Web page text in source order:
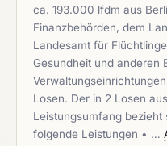
ca. 193.000 lfdm aus
Finanzbehörden, dem
Landesamt für
Gesundheit und anderen
Losen. Der in 2 Losen
Leistungsumfang
folgende Leistungen • …